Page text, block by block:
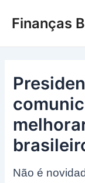
paraFinanças
Não é